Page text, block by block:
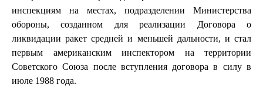
инспекциям на местах, подразделении Министерства
обороны, созданном для реализации Договора о
ликвидации ракет средней и меньшей дальности, и стал
первым американским инспектором на территории
Советского Союза после вступления договора в силу в
июле 1988 года.